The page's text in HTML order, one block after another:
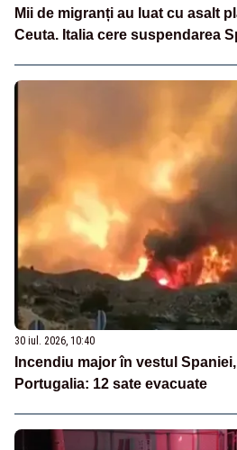
Mii de migranți au luat cu asalt
Ceuta. Italia cere suspendarea
30 iul. 2026, 10:40
Incendiu major în vestul
Portugalia: 12 sate evacuate